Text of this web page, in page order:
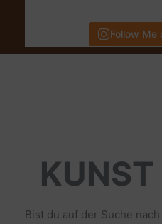
Follow Me
Bist du auf der Suche